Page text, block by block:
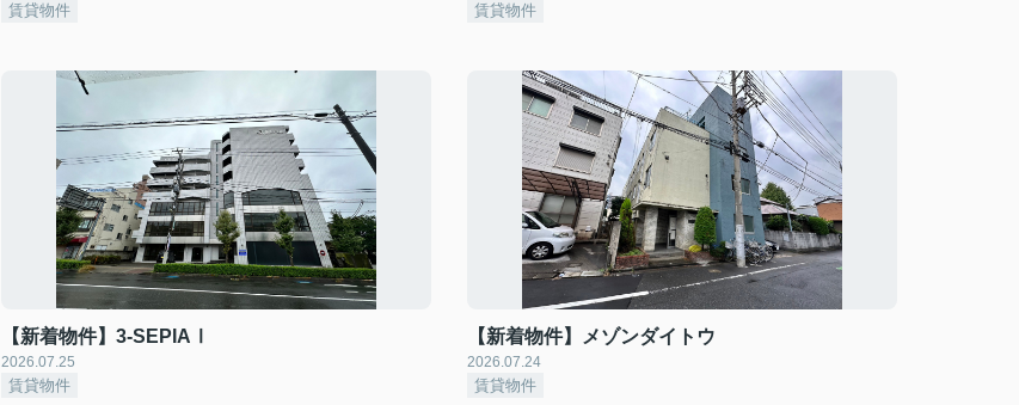
賃貸物件 賃貸物件
【新着物件】3-SEPIAⅠ
2026.07.25
賃貸物件
【新着物件】メゾンダイトウ
2026.07.24
賃貸物件